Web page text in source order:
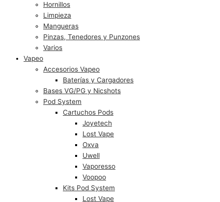
Hornillos
Limpieza
Mangueras
Pinzas, Tenedores y Punzones
Varios
Vapeo
Accesorios Vapeo
Baterías y Cargadores
Bases VG/PG y Nicshots
Pod System
Cartuchos Pods
Joyetech
Lost Vape
Oxva
Uwell
Vaporesso
Voopoo
Kits Pod System
Lost Vape